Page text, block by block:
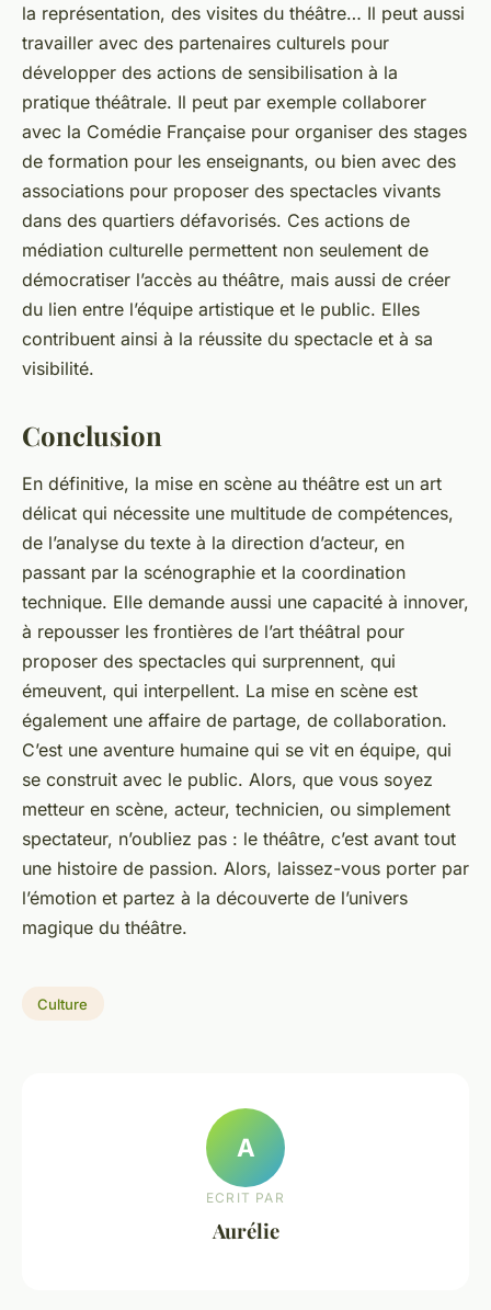
la représentation, des visites du théâtre… Il peut aussi
travailler avec des partenaires culturels pour
développer des actions de sensibilisation à la
pratique théâtrale. Il peut par exemple collaborer
avec la Comédie Française pour organiser des stages
de formation pour les enseignants, ou bien avec des
associations pour proposer des spectacles vivants
dans des quartiers défavorisés. Ces actions de
médiation culturelle permettent non seulement de
démocratiser l’accès au théâtre, mais aussi de créer
du lien entre l’équipe artistique et le public. Elles
contribuent ainsi à la réussite du spectacle et à sa
visibilité.
Conclusion
En définitive, la mise en scène au théâtre est un art
délicat qui nécessite une multitude de compétences,
de l’analyse du texte à la direction d’acteur, en
passant par la scénographie et la coordination
technique. Elle demande aussi une capacité à innover,
à repousser les frontières de l’art théâtral pour
proposer des spectacles qui surprennent, qui
émeuvent, qui interpellent. La mise en scène est
également une affaire de partage, de collaboration.
C’est une aventure humaine qui se vit en équipe, qui
se construit avec le public. Alors, que vous soyez
metteur en scène, acteur, technicien, ou simplement
spectateur, n’oubliez pas : le théâtre, c’est avant tout
une histoire de passion. Alors, laissez-vous porter par
l’émotion et partez à la découverte de l’univers
magique du théâtre.
Culture
A
ECRIT PAR
Aurélie